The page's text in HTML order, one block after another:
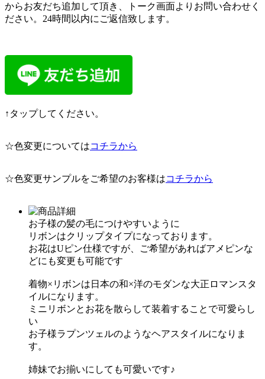
からお友だち追加して頂き、トーク画面よりお問い合わせく
ださい。24時間以内にご返信致します。
↑タップしてください。
☆色変更についてはコチラから
☆色変更サンプルをご希望のお客様はコチラから
お子様の髪の毛につけやすいように
リボンはクリップタイプになっております。
お花はUピン仕様ですが、ご希望があればアメピンな
どにも変更も可能です
着物×リボンは日本の和×洋のモダンな大正ロマンスタ
イルになります。
ミニリボンとお花を散らして装着することで可愛らし
い
お子様ラプンツェルのようなヘアスタイルになりま
す。
姉妹でお揃いにしても可愛いです♪